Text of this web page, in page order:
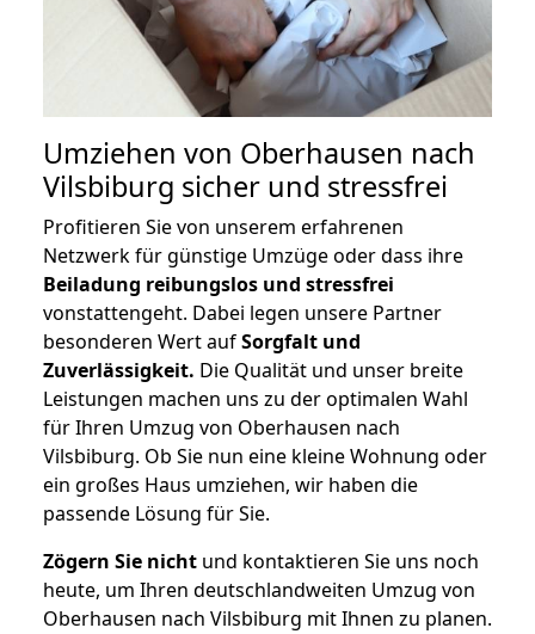
Umziehen von Oberhausen nach
Vilsbiburg sicher und stressfrei
Profitieren Sie von unserem erfahrenen
Netzwerk für günstige Umzüge oder dass ihre
Beiladung reibungslos und stressfrei
vonstattengeht. Dabei legen unsere Partner
besonderen Wert aufSorgfalt und
Zuverlässigkeit. Die Qualität und unser breite
Leistungen machen uns zu der optimalen Wahl
für Ihren Umzug von Oberhausen nach
Vilsbiburg. Ob Sie nun eine kleine Wohnung oder
ein großes Haus umziehen, wir haben die
passende Lösung für Sie.
Zögern Sie nicht und kontaktieren Sie uns noch
heute, um Ihren deutschlandweiten Umzug von
Oberhausen nach Vilsbiburg mit Ihnen zu planen.